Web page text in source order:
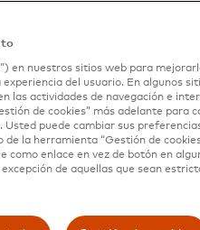
de la tarjeta. Para
del fabricante o
y requieran
del fabricante o
por un (1) año
su periodo de
en nuestros sitios web para
del usuario. En algunos
las actividades de navegación e
de cookies” más adelante para
Usted puede cambiar sus
la herramienta “Gestión de
enlace en vez de botón en
de aquellas que sean